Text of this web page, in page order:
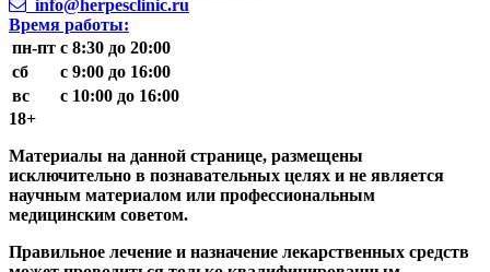
info@herpesclinic.ru
Время работы:
пн-пт с 8:30 до 20:00
сб
с 9:00 до 16:00
вс
с 10:00 до 16:00
18+
Материалы на данной странице, размещены
исключительно в познавательных целях и не является
научным материалом или профессиональным
медицинским советом.
Правильное лечение и назначение лекарственных средств